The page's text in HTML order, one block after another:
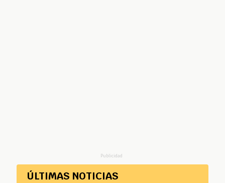
Publicidad
ÚLTIMAS NOTICIAS